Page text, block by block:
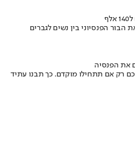
הבור הפנסיוני בין נשים לגברים
את הפנסיה
רק אם תתחילו מוקדם. כך תבנו עתיד